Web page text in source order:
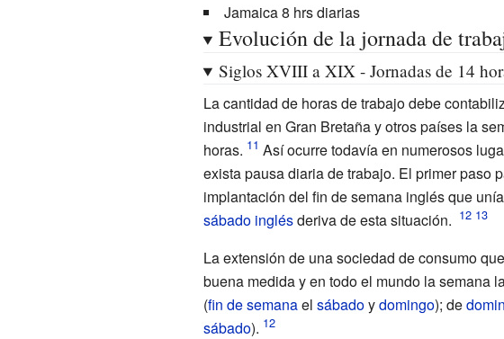
Jamaica 8 hrs diarias
Evolución de la jornada de
Siglos XVIII a XIX - Jornadas de 14
La cantidad de horas de trabajo debe
industrial en Gran Bretaña y otros países la
horas.
Así ocurre todavía en numerosos
exista pausa diaria de trabajo. El primer paso
implantación del fin de semana inglés que
sábado inglésderiva de esta situación.
La extensión de una sociedad de consumo
buena medida y en todo el mundo la semana
(fin de semanael sábadoydomingo); de
sábado).